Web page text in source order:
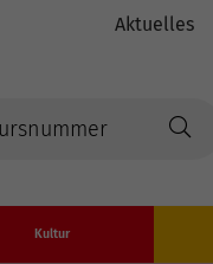
Aktuelles
Kultur